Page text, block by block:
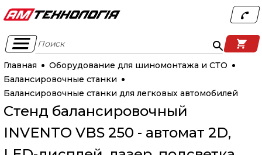
Поиск
Главная
Оборудование для шиномонтажа и СТО
Балансировочные станки
Балансировочные станки для легковых автомобилей
Стенд балансировочный
INVENTO VBS 250 - автомат 2D,